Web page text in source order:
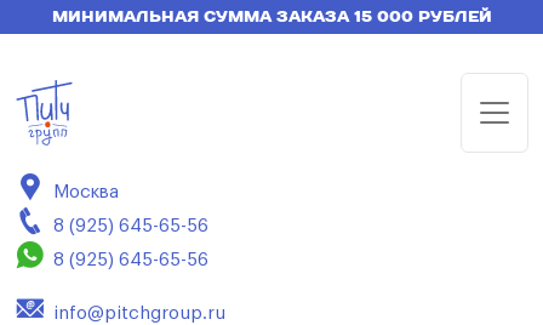
МИНИМАЛЬНАЯ СУММА ЗАКАЗА 15 000 РУБЛЕЙ
Москва
8 (925) 645-65-56
8 (925) 645-65-56
info@pitchgroup.ru